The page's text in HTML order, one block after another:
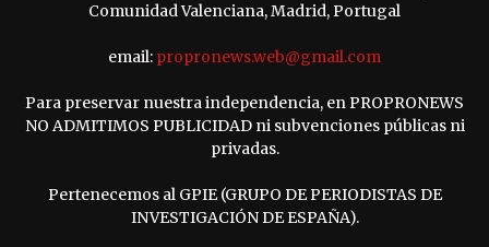
Comunidad Valenciana, Madrid, Portugal
email: propronews.web@gmail.com
Para preservar nuestra independencia, en PROPRONEWS
NO ADMITIMOS PUBLICIDAD ni subvenciones públicas ni
privadas.
Pertenecemos al GPIE (GRUPO DE PERIODISTAS DE
INVESTIGACIÓN DE ESPAÑA).